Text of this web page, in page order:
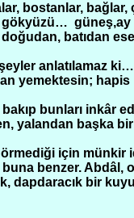
bostanlar, bağlar,
gökyüzü… güneş,ay
doğudan, batıdan
anlatılamaz
yemektesin;
bunları inkâr
yalandan başka
için münkir
benzer. Abdâl,
dapdaracık bir